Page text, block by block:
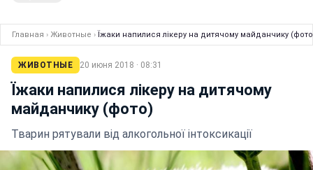
Главная › Животные › Їжаки напилися лікеру на дитячому майданчику
ЖИВОТНЫЕ 20 июня 2018 · 08:31
Їжаки напилися лікеру на дитячому
майданчику (фото)
Тварин рятували від алкогольної інтоксикації